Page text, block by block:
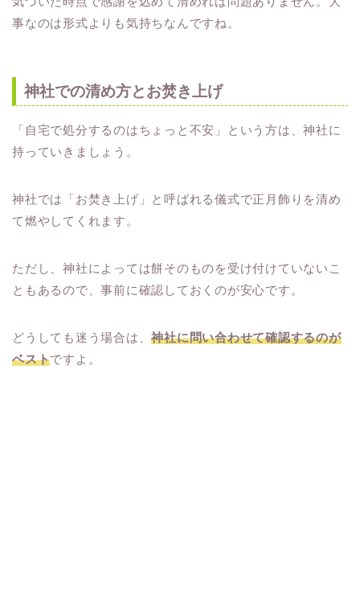
事なのは形式よりも気持ちなんですね。
神社での清め方とお焚き上げ
「自宅で処分するのはちょっと不安」という方は、神社に
持っていきましょう。
神社では「お焚き上げ」と呼ばれる儀式で正月飾りを清め
て燃やしてくれます。
ただし、神社によっては餅そのものを受け付けていないこ
ともあるので、事前に確認しておくのが安心です。
どうしても迷う場合は、神社に問い合わせて確認するのが
ベストですよ。